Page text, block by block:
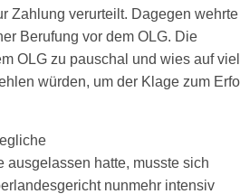
Zahlung verurteilt. Dagegen wehrte
Berufung vor dem OLG. Die
OLG zu pauschal und wies auf
würden, um der Klage zum
ausgelassen hatte, musste sich
nunmehr intensiv